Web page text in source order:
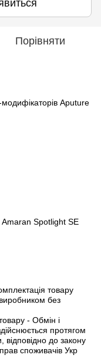
Порівняти
Aputure
Amaran Spotlight SE
товару
без
- Обмін і
протягом
відповідно до закону
споживачів Укр